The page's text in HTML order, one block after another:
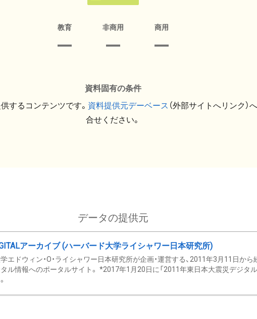
教育 非商用 商用
資料固有の条件
するコンテンツです。 資料提供元デーベース （外部サイトへリンク）
合せください。
データの提供元
アーカイブ (ハーバード大学ライシャワー日本研究所)
エドウィン・O・ライシャワー日本研究所が企画・運営する、2011年3月11日から
ル情報へのポータルサイト。 *2017年1月20日に「2011年東日本大震災デジタ